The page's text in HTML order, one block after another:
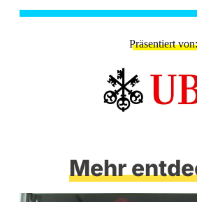
Präsentiert von
Mehr